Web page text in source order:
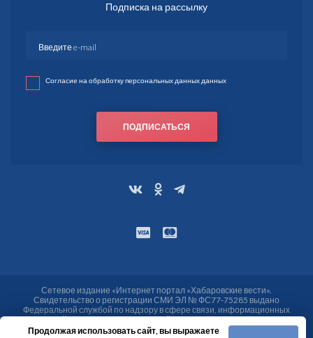
Подписка на рассылку
Согласие на обработку персональных данных данных
ПОДПИСАТЬСЯ
Сетевое издание «Интернет портал «Хабаровские вести».
Свидетельство о регистрации СМИ ЭЛ № ФС77-75285 выдано
Федеральной службой по надзору в сфере связи, информационных
технологий и массовых коммуникаций (Роскомнадзор) от 25.03.2019.
Учредитель МАУ «Хабаровские вести». Адрес учредителя, редакции:
Продолжая использовать сайт, вы выражаете